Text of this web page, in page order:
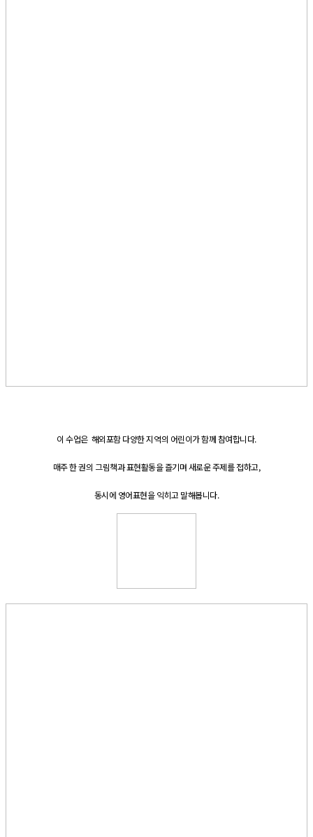
이 수업은 해외포함 다양한 지역의 어린이가 함께 참여합니다.
매주 한 권의 그림책과 표현활동을 즐기며 새로운 주제를 접하고,
동시에 영어표현을 익히고 말해봅니다.